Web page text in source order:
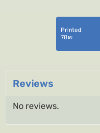
Printed
78₪
Reviews
No reviews.